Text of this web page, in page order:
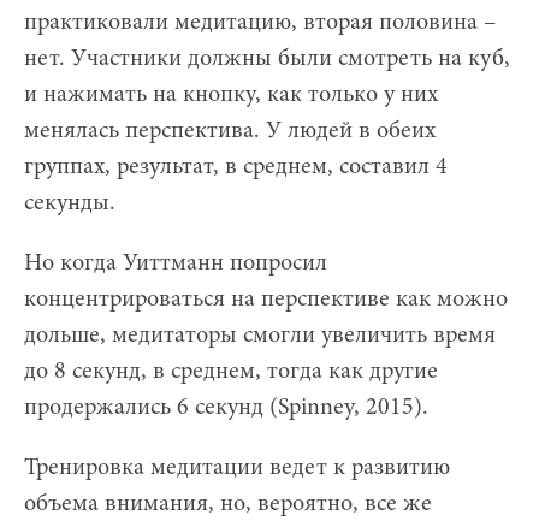
практиковали медитацию, вторая половина –
нет. Участники должны были смотреть на куб,
и нажимать на кнопку, как только у них
менялась перспектива. У людей в обеих
группах, результат, в среднем, составил 4
секунды.
Но когда Уиттманн попросил
концентрироваться на перспективе как можно
дольше, медитаторы смогли увеличить время
до 8 секунд, в среднем, тогда как другие
продержались 6 секунд (Spinney, 2015).
Тренировка медитации ведет к развитию
объема внимания, но, вероятно, все же